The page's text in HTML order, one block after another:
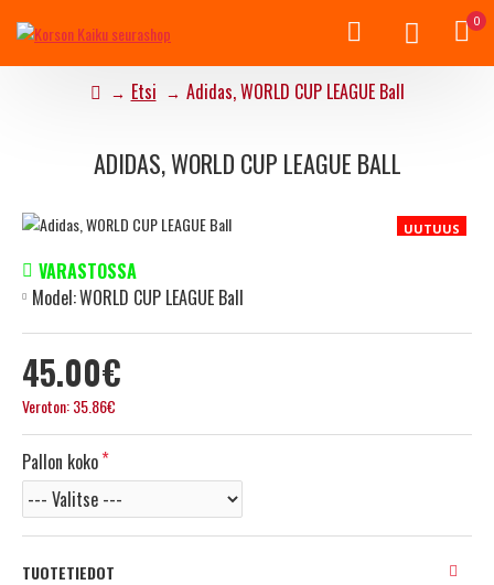
0
Etsi Adidas, WORLD CUP LEAGUE Ball
ADIDAS, WORLD CUP LEAGUE BALL
UUTUUS
45.00€
Veroton: 35.86€
VARASTOSSA
Model:WORLD CUP LEAGUE Ball
Pallon koko
TUOTETIEDOT